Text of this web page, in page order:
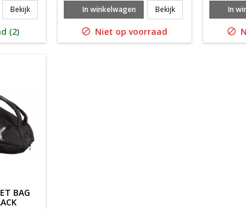
BekijkYonex Team 12 RACKETBAG 425212EX ZWART
(2)
In winkelwagen BekijkYonex Team 6
 Niet op voorraad
In

BAG